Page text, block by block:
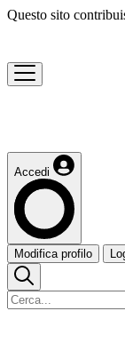
Questo sito
Accedi
Modifica profilo